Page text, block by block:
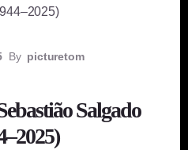
By picturetom
Salgado